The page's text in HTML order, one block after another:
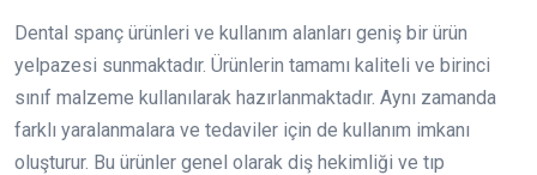
Dental spanç ürünleri ve kullanım alanları geniş bir ürün
yelpazesi sunmaktadır. Ürünlerin tamamı kaliteli ve birinci
sınıf malzeme kullanılarak hazırlanmaktadır. Aynı zamanda
farklı yaralanmalara ve tedaviler için de kullanım imkanı
oluşturur. Bu ürünler genel olarak diş hekimliği ve tıp